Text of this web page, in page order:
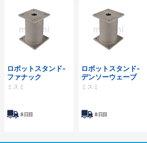
ロボットスタンド-
ファナック
ミスミ
8日目
ロボットスタンド-
デンソーウェーブ
ミスミ
8日目